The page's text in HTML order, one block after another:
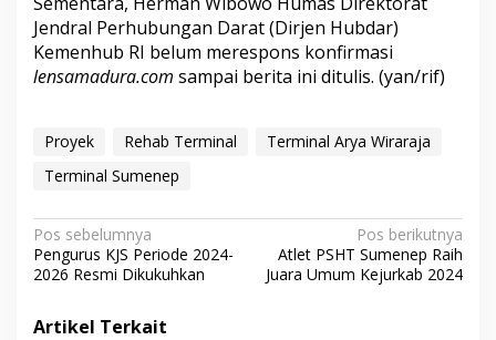
Jendral Perhubungan Darat (Dirjen Hubdar)
Kemenhub RI belum merespons konfirmasi
lensamadura.com sampai berita ini ditulis. (yan/rif)
Proyek Rehab Terminal
Terminal Arya Wiraraja
Terminal Sumenep
N
a
Pos sebelumnya
Pengurus KJS Periode 2024-
2026 Resmi Dikukuhkan
Pos berikutnya
Atlet PSHT Sumenep Raih
Juara Umum Kejurkab 2024
Artikel Terkait